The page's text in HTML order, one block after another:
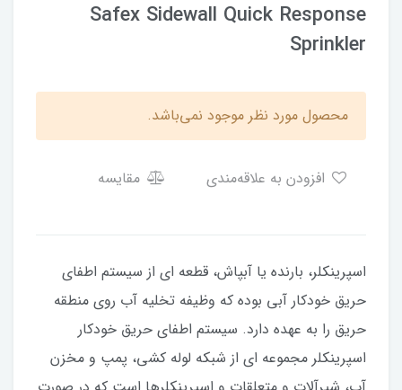
Safex Sidewall Quick Response
Sprinkler
محصول مورد نظر موجود نمی‌باشد.
مقایسه
اسپرینکلر، بارنده یا آبپاش، قطعه ای از سیستم اطفای
حریق خودکار آبی بوده که وظیفه تخلیه آب روی منطقه
حریق را به عهده دارد. سیستم اطفای حریق خودکار
اسپرینکلر مجموعه ای از شبکه لوله کشی، پمپ و مخزن